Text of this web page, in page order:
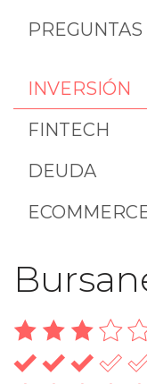
INVERSIÓN
FINTECH
DEUDA